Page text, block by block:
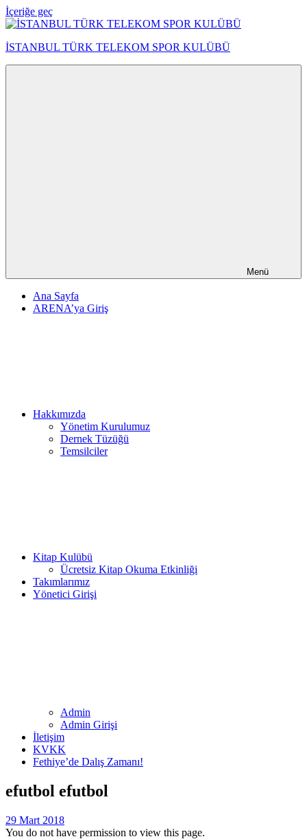
İçeriğe geç
İSTANBUL TÜRK TELEKOM SPOR KULÜBÜ
Menü
Ana Sayfa
ARENA’ya Giriş
Hakkımızda
Yönetim Kurulumuz
Dernek Tüzüğü
Temsilciler
Kitap Kulübü
Ücretsiz Kitap Okuma Etkinliği
Takımlarımız
Yönetici Girişi
Admin
Admin Girişi
İletişim
KVKK
Fethiye’de Dalış Zamanı!
efutbol efutbol
29 Mart 2018
You do not have permission to view this page.